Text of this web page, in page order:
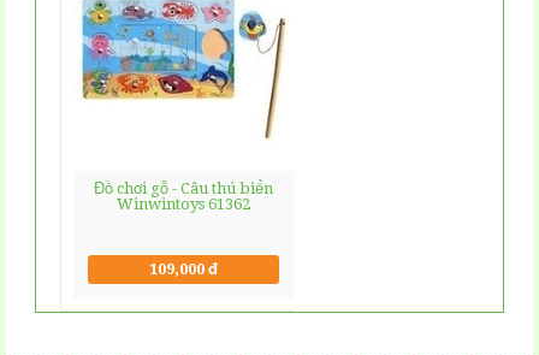
Đồ chơi gỗ - Câu thú biển
Winwintoys 61362
109,000 đ